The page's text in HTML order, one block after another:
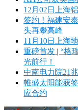
12月02日上海
签约！福建安
头再攀高峰
11月10日上海
重磅首发 | “格
光前行！
中南电力院21
帷盛太阳能获
应合约